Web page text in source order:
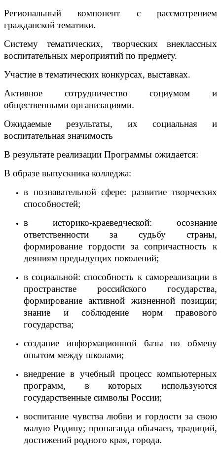
Региональный компонент с рассмотрением
гражданской тематики.
Систему тематических, творческих внеклассных
воспитательных мероприятий по предмету.
Участие в тематических конкурсах, выставках.
Активное сотрудничество социумом и
общественными организациями.
Ожидаемые результаты, их социальная и
воспитательная значимость
В результате реализации Программы ожидается:
В образе выпускника колледжа:
в познавательной сфере: развитие творческих
способностей;
в историко-краеведческой: осознание
ответственности за судьбу страны,
формирование гордости за сопричастность к
деяниям предыдущих поколений;
в социальной: способность к самореализации в
пространстве российского государства,
формирование активной жизненной позиции;
знание и соблюдение норм правового
государства;
создание информационной базы по обмену
опытом между школами;
внедрение в учебный процесс компьютерных
программ, в которых используются
государственные символы России;
воспитание чувства любви и гордости за свою
малую Родину; пропаганда обычаев, традиций,
достижений родного края, города.